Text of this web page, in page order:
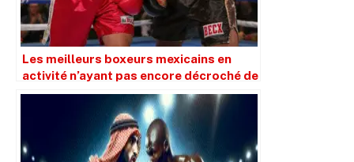
Les meilleurs boxeurs mexicains en
activité n’ayant pas encore décroché de
titre mondial